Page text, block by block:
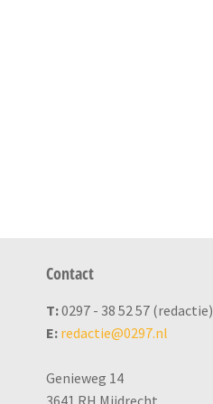
Contact
T:0297 - 38 52 57 (redactie)
E: redactie@0297.nl
Genieweg 14
3641 RH Mijdrecht